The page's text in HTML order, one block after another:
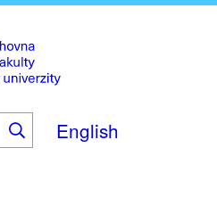
to
main
content
English